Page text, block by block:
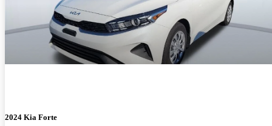
2024 Kia Forte